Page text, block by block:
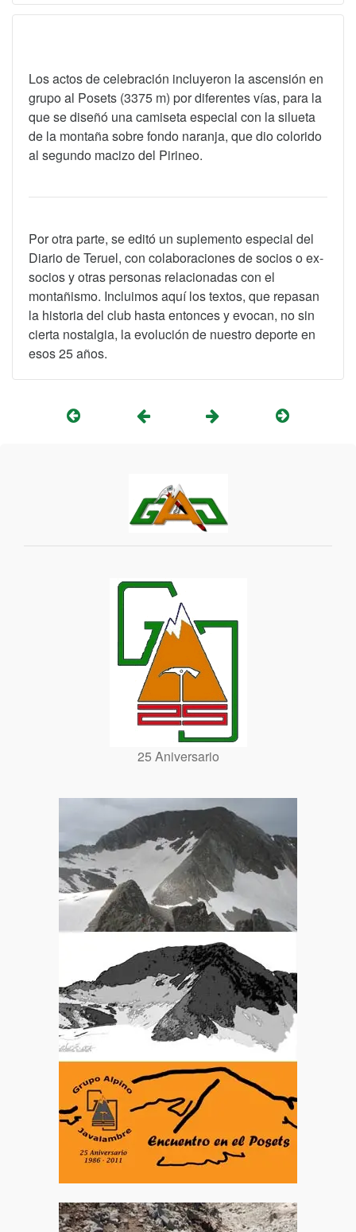
Los actos de celebración incluyeron la ascensión en
grupo al Posets (3375 m) por diferentes vías, para la
que se diseñó una camiseta especial con la silueta
de la montaña sobre fondo naranja, que dio colorido
al segundo macizo del Pirineo.
Por otra parte, se editó un suplemento especial del
Diario de Teruel, con colaboraciones de socios o ex-
socios y otras personas relacionadas con el
montañismo. Incluimos aquí los textos, que repasan
la historia del club hasta entonces y evocan, no sin
cierta nostalgia, la evolución de nuestro deporte en
esos 25 años.
25 Aniversario